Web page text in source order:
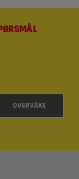
OVERVÅKE